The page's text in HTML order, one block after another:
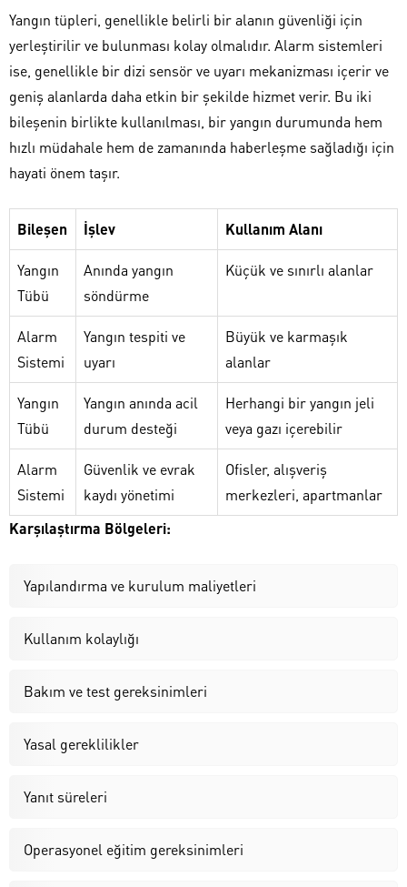
Yangın tüpleri, genellikle belirli bir alanın güvenliği için
yerleştirilir ve bulunması kolay olmalıdır. Alarm sistemleri
ise, genellikle bir dizi sensör ve uyarı mekanizması içerir ve
geniş alanlarda daha etkin bir şekilde hizmet verir. Bu iki
bileşenin birlikte kullanılması, bir yangın durumunda hem
hızlı müdahale hem de zamanında haberleşme sağladığı için
hayati önem taşır.
Bileşen İşlev Kullanım Alanı
Yangın
Tübü
Anında yangın
söndürme
Küçük ve sınırlı alanlar
Alarm
Sistemi
Yangın tespiti ve
uyarı
Büyük ve karmaşık
alanlar
Yangın
Tübü
Yangın anında acil
durum desteği
Herhangi bir yangın jeli
veya gazı içerebilir
Alarm
Sistemi
Güvenlik ve evrak
kaydı yönetimi
Ofisler, alışveriş
merkezleri, apartmanlar
Karşılaştırma Bölgeleri:
Yapılandırma ve kurulum maliyetleri
Kullanım kolaylığı
Bakım ve test gereksinimleri
Yasal gereklilikler
Yanıt süreleri
Operasyonel eğitim gereksinimleri